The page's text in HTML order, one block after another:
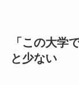
「この大学
と少ない